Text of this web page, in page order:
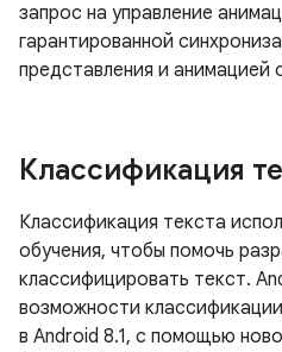
запрос на управление
гарантированной
представления и анимацией
Классификация
Классификация текста
обучения, чтобы помочь
классифицировать текст.
возможности
в Android 8.1, с помощью